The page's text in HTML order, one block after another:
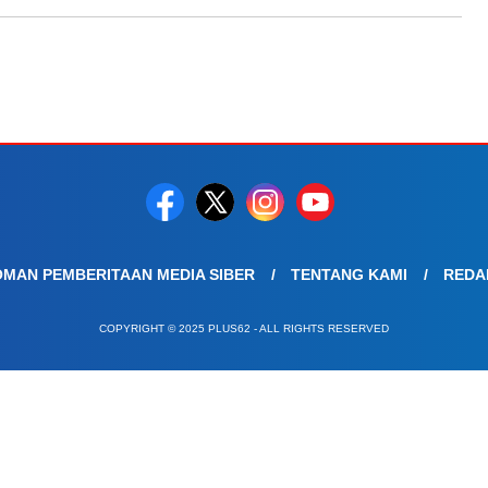
PEMBERITAAN MEDIA SIBER TENTANG KAMI
COPYRIGHT © 2025 PLUS62 - ALL RIGHTS RESERVED